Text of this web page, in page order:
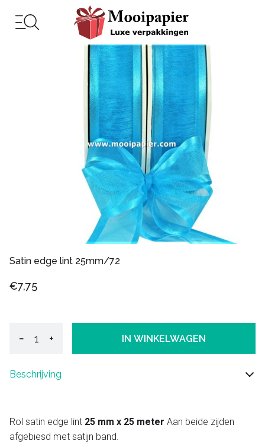
Satin edge lint 25mm/72
€7,75
− + IN WINKELWAGEN
Beschrijving
Rol satin edge lint 25 mm x 25 meter Aan beide zijden
afgebiesd met satijn band.